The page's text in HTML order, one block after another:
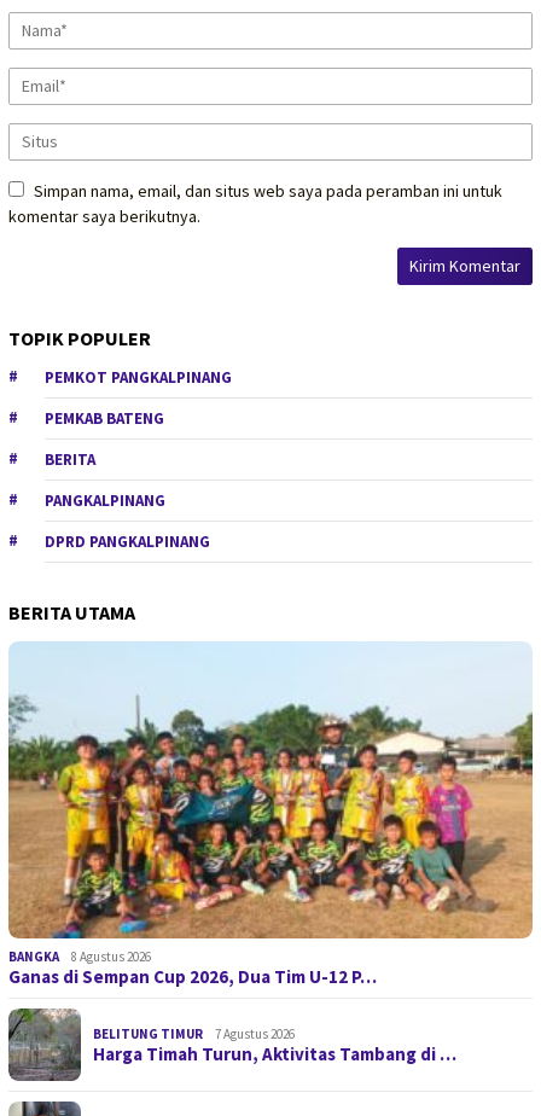
Simpan nama, email, dan situs web saya pada peramban ini untuk
komentar saya berikutnya.
TOPIK POPULER
PEMKOT PANGKALPINANG
PEMKAB BATENG
BERITA
PANGKALPINANG
DPRD PANGKALPINANG
BERITA UTAMA
BANGKA 8 Agustus 2026
Ganas di Sempan Cup 2026, Dua Tim U-12 P…
BELITUNG TIMUR 7 Agustus 2026
Harga Timah Turun, Aktivitas Tambang di …